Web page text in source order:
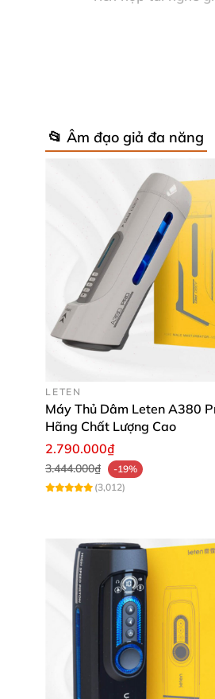
Chất liệu silicon
Dễ dàng gắn lên
📂 Âm đạo giả đa năng
LETEN
Máy Thủ Dâm Leten A380
Hãng Chất Lượng Cao
2.790.000₫
3.444.000₫
-19%
(3,012)